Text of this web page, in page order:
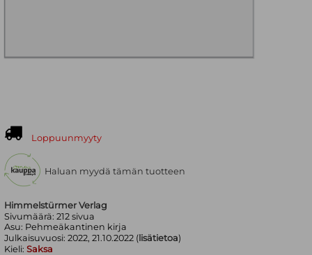
Himmelstürmer Verlag
Sivumäärä:212 sivua
Asu: Pehmeäkantinen kirja
Julkaisuvuosi:2022, 21.10.2022 ( lisätietoa)
Kieli:Saksa
Loppuunmyyty
Haluan myydä tämän tuotteen